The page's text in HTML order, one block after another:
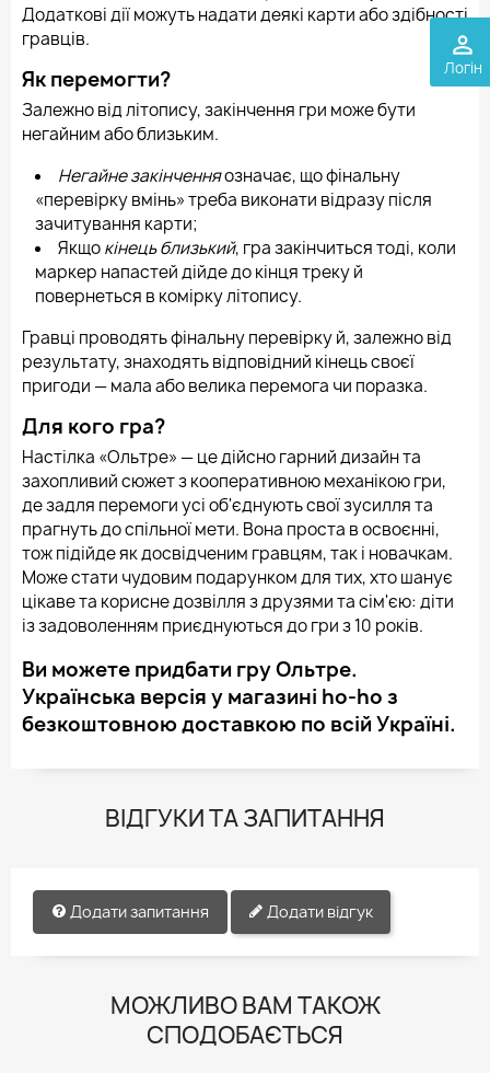
perm_identity
Логін
Додаткові дії можуть надати деякі карти або здібності
гравців.
Як перемогти?
Залежно від літопису, закінчення гри може бути
негайним або близьким.
Негайне закінченняозначає, що фінальну
«перевірку вмінь» треба виконати відразу після
зачитування карти;
Якщокінець близький, гра закінчиться тоді, коли
маркер напастей дійде до кінця треку й
повернеться в комірку літопису.
Гравці проводять фінальну перевірку й, залежно від
результату, знаходять відповідний кінець своєї
пригоди — мала або велика перемога чи поразка.
Для кого гра?
Настілка «Ольтре» — це дійсно гарний дизайн та
захопливий сюжет з кооперативною механікою гри,
де задля перемоги усі об'єднують свої зусилля та
прагнуть до спільної мети. Вона проста в освоєнні,
тож підійде як досвідченим гравцям, так і новачкам.
Може стати чудовим подарунком для тих, хто шанує
цікаве та корисне дозвілля з друзями та сім'єю: діти
із задоволенням приєднуються до гри з 10 років.
Ви можете придбати гру Ольтре.
Українська версія у магазині ho-ho з
безкоштовною доставкою по всій Україні.
ВІДГУКИ ТА ЗАПИТАННЯ
Додати запитання Додати відгук
МОЖЛИВО ВАМ ТАКОЖ
СПОДОБАЄТЬСЯ